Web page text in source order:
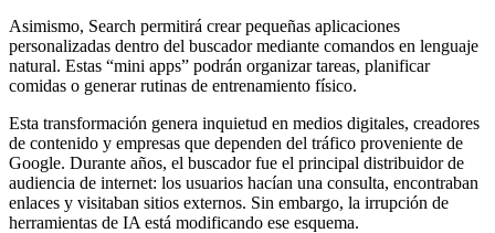
Asimismo, Search permitirá crear pequeñas aplicaciones
personalizadas dentro del buscador mediante comandos en lenguaje
natural. Estas “mini apps” podrán organizar tareas, planificar
comidas o generar rutinas de entrenamiento físico.
Esta transformación genera inquietud en medios digitales, creadores
de contenido y empresas que dependen del tráfico proveniente de
Google. Durante años, el buscador fue el principal distribuidor de
audiencia de internet: los usuarios hacían una consulta, encontraban
enlaces y visitaban sitios externos. Sin embargo, la irrupción de
herramientas de IA está modificando ese esquema.